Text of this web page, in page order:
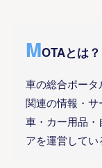
MOTAとは？
車の総合ポー
関連の情報・
車・カー用品・
アを運営してい